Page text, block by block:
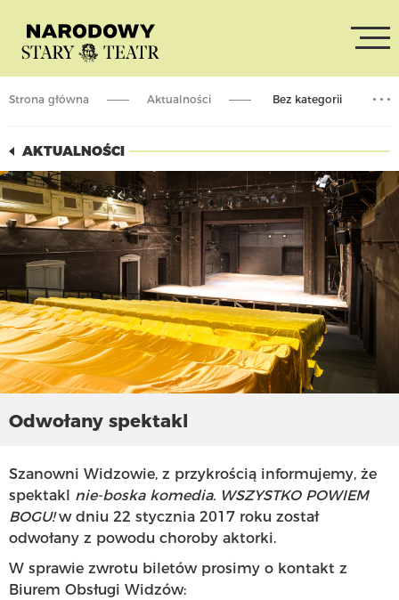
Strona główna Bez kategorii
Aktualności
AKTUALNOŚCI
Odwołany spektakl
Szanowni Widzowie, z przykrością informujemy, że
spektakl nie-boska komedia. WSZYSTKO POWIEM
BOGU!w dniu 22 stycznia 2017 roku został
odwołany z powodu choroby aktorki.
W sprawie zwrotu biletów prosimy o kontakt z
Biurem Obsługi Widzów: